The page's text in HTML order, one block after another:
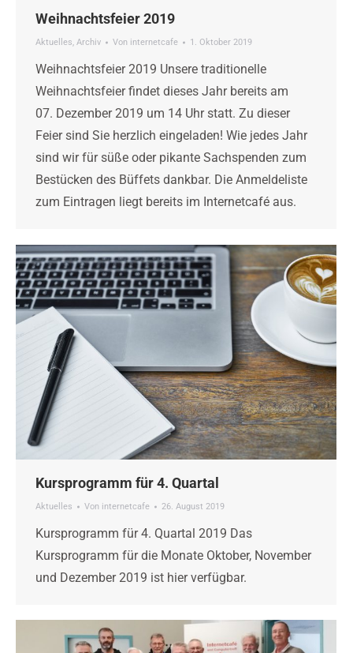
Weihnachtsfeier 2019
Aktuelles, Archiv Von internetcafe 1. Oktober 2019
Weihnachtsfeier 2019 Unsere traditionelle
Weihnachtsfeier findet dieses Jahr bereits am
07. Dezember 2019 um 14 Uhr statt. Zu dieser
Feier sind Sie herzlich eingeladen! Wie jedes Jahr
sind wir für süße oder pikante Sachspenden zum
Bestücken des Büffets dankbar. Die Anmeldeliste
zum Eintragen liegt bereits im Internetcafé aus.
Kursprogramm für 4. Quartal
Aktuelles Von internetcafe 26. August 2019
Kursprogramm für 4. Quartal 2019 Das
Kursprogramm für die Monate Oktober, November
und Dezember 2019 ist hier verfügbar.